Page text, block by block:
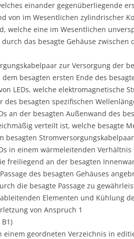
einander gegenüberliegende
von im Wesentlichen zylindrischer
welche eine im Wesentlichen
das besagte Gehäuse zwischen
zur Versorgung der
besagten ersten Ende des
LEDs, welche elektromagnetische
des besagten spezifischen
an der besagten Außenwand des
verteilt ist, welche besagte
besagten
in einem wärmeleitenden
freiliegend an der besagten
des besagten Gehäuses
die besagte Passage zu
Elementen und Kühlung
von Anspruch 1
B1)
einem geordneten Verzeichnis in